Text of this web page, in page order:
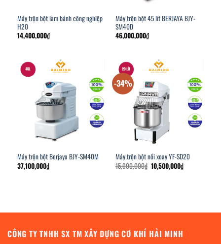
Máy trộn bột làm bánh công nghiệp
H20
14,400,000₫
Máy trộn bột 45 lít BERJAYA BJY-
SM40D
46,000,000₫
Máy trộn bột Berjaya BJY-SM40M
37,100,000₫
-34%
Máy trộn bột nồi xoay YF-SD20
15,900,000₫ Giá
gốc
10,500,000₫Giá
hiện
CÔNG TY TNHH SX TM XÂY DỰNG CƠ KHÍ HẢI MINH